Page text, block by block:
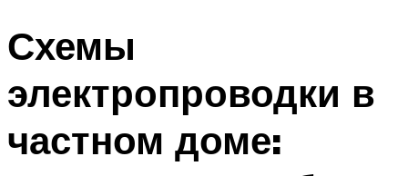
Схемы
электропроводки в
частном доме: